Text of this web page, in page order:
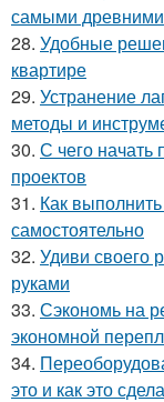
самыми древними
28. Удобные
квартире
29. Устранение
методы и
30. С чего начать
проектов
31. Как
самостоятельно
32. Удиви своего
руками
33. Сэкономь на
экономной
34.
это и как это